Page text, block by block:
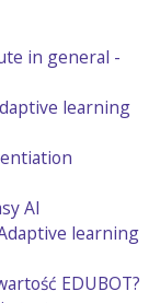
in general -
learning
AI
learning
EDUBOT?